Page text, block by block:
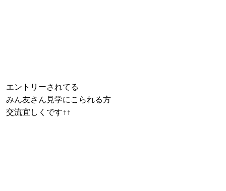
エントリーされてる
みん友さん見学にこられる方
交流宜しくです↑↑